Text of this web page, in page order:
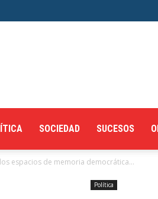
SOCIEDAD SUCESOS
espacios de memoria democrática...
Política